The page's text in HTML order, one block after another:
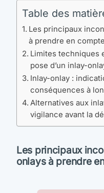
Table des
Les principaux
à prendre en compte
Limites techniques
pose d’un inlay-
Inlay-onlay :
conséquences à
Alternatives aux
vigilance avant la
Les principaux
onlays à prendre